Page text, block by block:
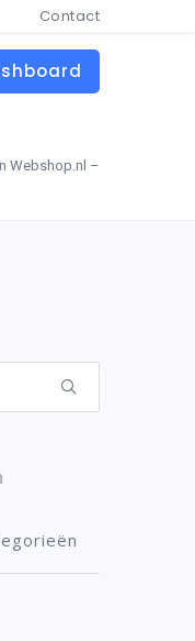
Contact
Webshop.nl –